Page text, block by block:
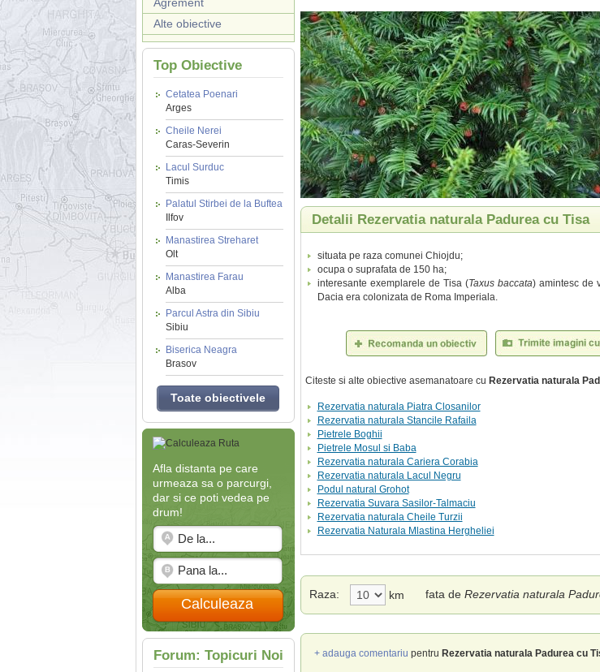
Alte obiective
Top Obiective
Cetatea Poenari
Arges
Cheile Nerei
Caras-Severin
Lacul Surduc
Timis
Palatul Stirbei de la Buftea
Ilfov
Manastirea Streharet
Olt
Manastirea Farau
Alba
Parcul Astra din Sibiu
Sibiu
Biserica Neagra
Brasov
Toate obiectivele
Afla distanta pe care
urmeaza sa o parcurgi,
dar si ce poti vedea pe
drum!
Calculeaza
Forum: Topicuri Noi
Detalii Rezervatia naturala Padurea cu Tisa
situata pe raza comunei Chiojdu;
ocupa o suprafata de 150 ha;
interesante exemplarele de Tisa (Taxus baccata) amintesc de
Dacia era colonizata de Roma Imperiala.
Citeste si alte obiective asemanatoare cu Rezervatia naturala
Rezervatia naturala Piatra Closanilor
Rezervatia naturala Stancile Rafaila
Pietrele Boghii
Pietrele Mosul si Baba
Rezervatia naturala Cariera Corabia
Rezervatia naturala Lacul Negru
Podul natural Grohot
Rezervatia Suvara Sasilor-Talmaciu
Rezervatia naturala Cheile Turzii
Rezervatia Naturala Mlastina Hergheliei
Raza: km fata de Rezervatia naturala
+ adauga comentariu pentru Rezervatia naturala Padurea cu